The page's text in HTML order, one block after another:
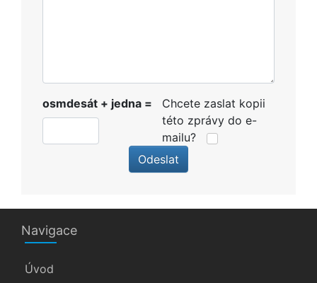
osmdesát + jedna =
Chcete zaslat kopii
této zprávy do e-
mailu?
Odeslat
Navigace
Úvod